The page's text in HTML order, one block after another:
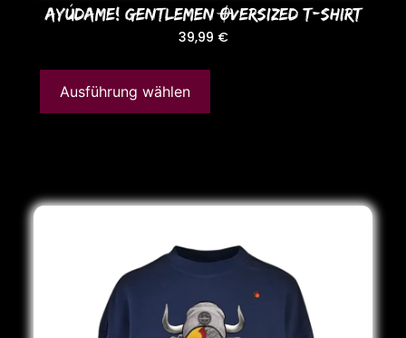
AYÚDAME! GENTLEMEN OVERSIZED T-SHIRT
39,99 €
Ausführung wählen